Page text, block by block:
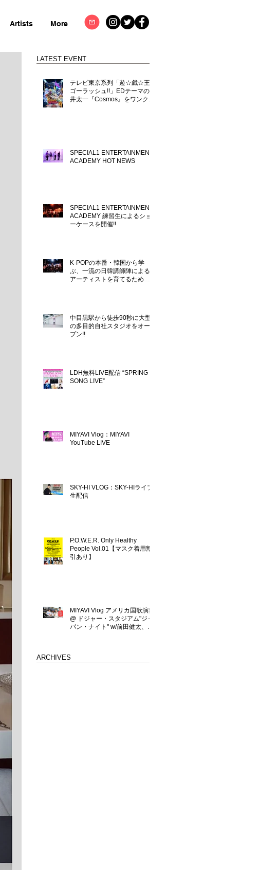
Artists More
LATEST EVENT
テレビ東京系列「遊☆戯☆王
ゴーラッシュ!!」EDテーマの向
井太一『Cosmos』をワンクロ
SPECIAL1 ENTERTAINMENT
ACADEMY HOT NEWS
SPECIAL1 ENTERTAINMENT
ACADEMY 練習生によるショ
ーケースを開催!!
K-POPの本番・韓国から学
ぶ、一流の日韓講師陣による
アーティストを育てるための
中目黒駅から徒歩90秒に大型
の多目的自社スタジオをオー
プン!!
LDH無料LIVE配信 “SPRING
SONG LIVE”
MIYAVI Vlog：MIYAVI
YouTube LIVE
SKY-HI VLOG：SKY-HIライブ
生配信
P.O.W.E.R. Only Healthy
People Vol.01【マスク着用割
引あり】
MIYAVI Vlog アメリカ国歌演奏
@ ドジャー・スタジアム"ジャ
パン・ナイト" w/前田健太、大
ARCHIVES